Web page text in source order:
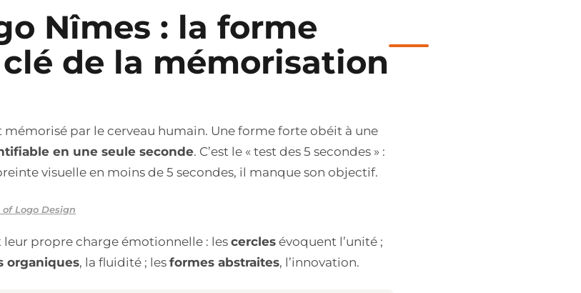
Nîmes : la forme
de la mémorisation
par le cerveau humain. Une forme forte obéit à une
en une seule seconde. C’est le « test des 5 secondes » :
visuelle en moins de 5 secondes, il manque son objectif.
Logo Design
leur propre charge émotionnelle : les cercles évoquent l’unité ;
organiques, la fluidité ; les formes abstraites, l’innovation.